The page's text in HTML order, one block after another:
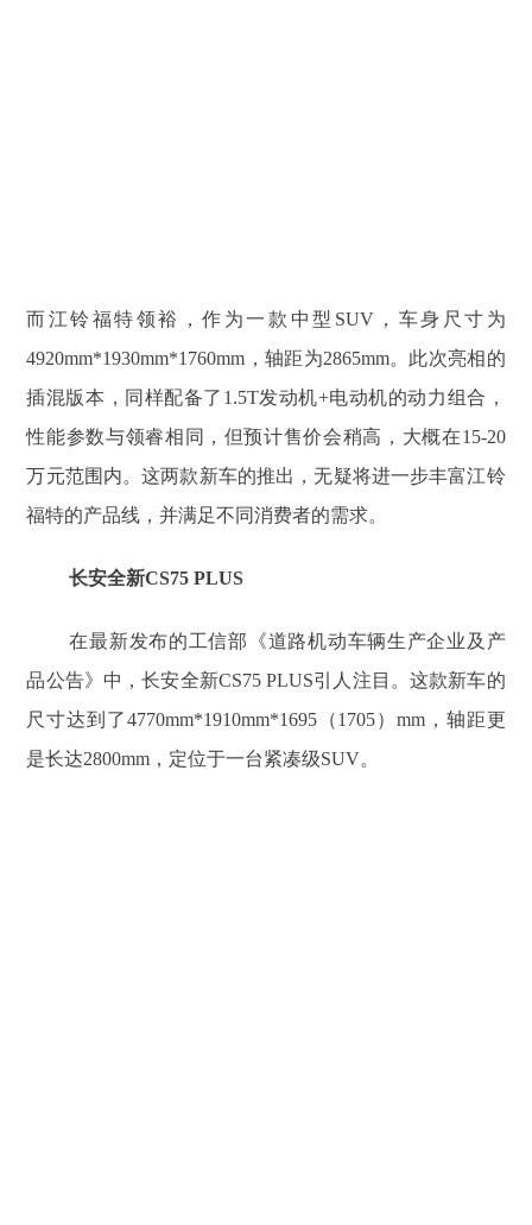
而江铃福特领裕，作为一款中型SUV，车身尺寸为
4920mm*1930mm*1760mm，轴距为2865mm。此次亮相的
插混版本，同样配备了1.5T发动机+电动机的动力组合，
性能参数与领睿相同，但预计售价会稍高，大概在15-20
万元范围内。这两款新车的推出，无疑将进一步丰富江铃
福特的产品线，并满足不同消费者的需求。
长安全新CS75 PLUS
在最新发布的工信部《道路机动车辆生产企业及产
品公告》中，长安全新CS75 PLUS引人注目。这款新车的
尺寸达到了4770mm*1910mm*1695（1705）mm，轴距更
是长达2800mm，定位于一台紧凑级SUV。